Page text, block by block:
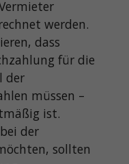
werden.
dass
für die
der
müssen –
ist.
der
sollten